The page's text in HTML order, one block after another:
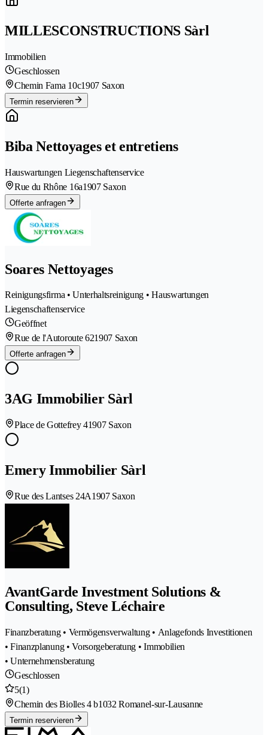
MILLESCONSTRUCTIONS Sàrl
Immobilien
Geschlossen
Chemin Fama 10c1907 Saxon
Termin reservieren
Biba Nettoyages et entretiens
Hauswartungen Liegenschaftenservice
Rue du Rhône 16a1907 Saxon
Offerte anfragen
Soares Nettoyages
Reinigungsfirma • Unterhaltsreinigung • Hauswartungen
Liegenschaftenservice
Geöffnet
Rue de l'Autoroute 621907 Saxon
Offerte anfragen
3AG Immobilier Sàrl
Place de Gottefrey 41907 Saxon
Emery Immobilier Sàrl
Rue des Lantses 24A1907 Saxon
AvantGarde Investment Solutions &
Consulting, Steve Léchaire
Finanzberatung • Vermögensverwaltung • Anlagefonds Investitionen
• Finanzplanung • Vorsorgeberatung • Immobilien
• Unternehmensberatung
Geschlossen
5(1)
Chemin des Biolles 4 b1032 Romanel-sur-Lausanne
Termin reservieren